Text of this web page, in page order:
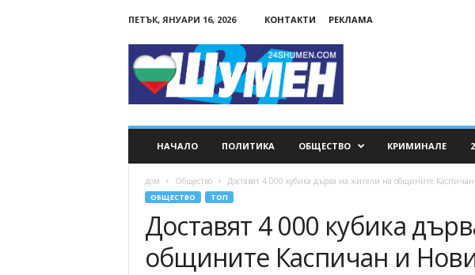
ПЕТЪК, ЯНУАРИ 16, 2026 КОНТАКТИ РЕКЛАМА
НАЧАЛО ПОЛИТИКА ОБЩЕСТВО КРИМИНАЛЕ
дом Общество Доставят 4 000 кубика дърва на жители на общините
ОБЩЕСТВО ТОП
Доставят 4 000 кубика
общините Каспичан и